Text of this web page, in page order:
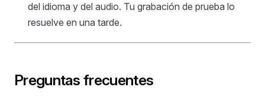
del idioma y del audio. Tu grabación de prueba lo
resuelve en una tarde.
Preguntas frecuentes